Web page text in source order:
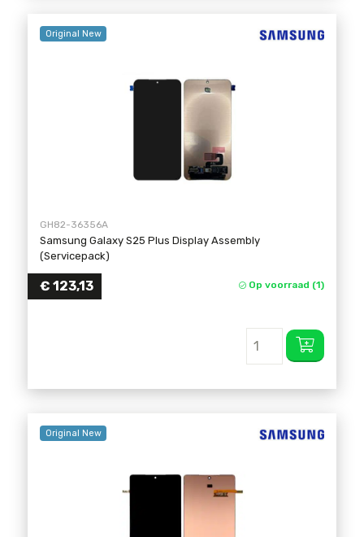
Original New
GH82-36356A
Samsung Galaxy S25 Plus Display Assembly
(Servicepack)
€ 123,13 Op voorraad (1)
Original New